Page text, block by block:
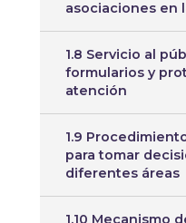
asociaciones en
1.8 Servicio al
formularios y
atención
1.9
para tomar
diferentes áreas
1.10 Mecanismo